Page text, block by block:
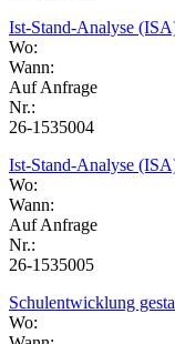
Ist-Stand-Analyse
Wo:
Wann:
Auf Anfrage
Nr.:
26-1535004
Ist-Stand-Analyse
Wo:
Wann:
Auf Anfrage
Nr.:
26-1535005
Schulentwicklung
Wo: